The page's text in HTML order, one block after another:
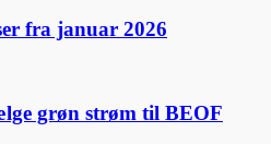
fra januar 2026
grøn strøm til BEOF